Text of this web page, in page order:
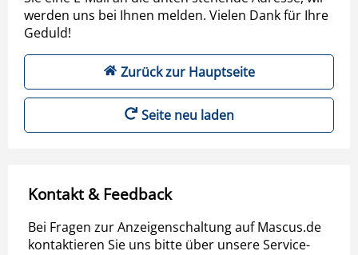
werden uns bei Ihnen melden. Vielen Dank für Ihre
Geduld!
Zurück zur Hauptseite
Seite neu laden
Kontakt & Feedback
Bei Fragen zur Anzeigenschaltung auf Mascus.de
kontaktieren Sie uns bitte über unsere Service-